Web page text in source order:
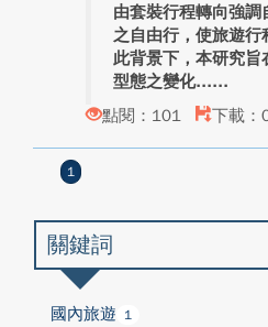
由套裝行程轉向強
之自由行，使旅遊行
此背景下，本研究旨
型態之變化...
點閱：101
下載：
1
關鍵詞
國內旅遊 1